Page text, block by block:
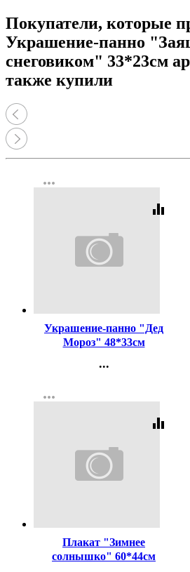
Покупатели, которые
Украшение-панно
снеговиком" 33*23см
также купили
more_horiz
equalizer
Украшение-панно "Дед
Мороз" 48*33см
...
Регистрация
more_horiz
equalizer
Плакат "Зимнее
солнышко" 60*44см